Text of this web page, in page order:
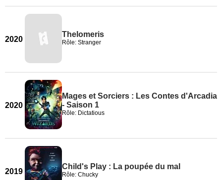
2020
Thelomeris
Rôle: Stranger
2020
Mages et Sorciers : Les Contes d'Arcadia
- Saison 1
Rôle: Dictatious
2019
Child's Play : La poupée du mal
Rôle: Chucky